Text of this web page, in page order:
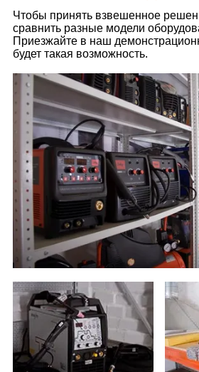
Чтобы принять взвешенное
сравнить разные модели
Приезжайте в наш
будет такая возможность.